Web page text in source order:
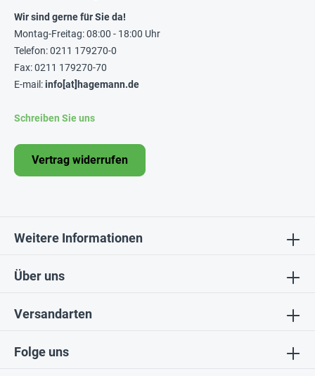
Folge uns
Über uns
Wir sind gerne für Sie da!
Montag-Freitag: 08:00 - 18:00 Uhr
Telefon: 0211 179270-0
Fax: 0211 179270-70
E-mail:info[at]hagemann.de
Schreiben Sie uns
Vertrag widerrufen
Weitere Informationen
Versandarten